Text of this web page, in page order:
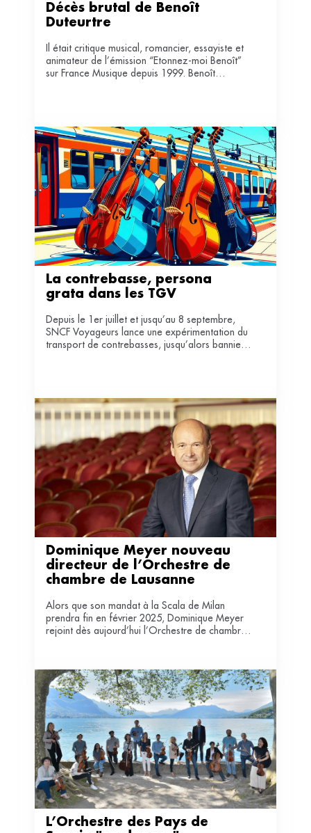
Décès brutal de Benoît
Il était critique musical, romancier, essayiste et
animateur de l’émission “Etonnez-moi Benoît”
sur France Musique depuis 1999. Benoît
La contrebasse, persona
grata dans les TGV
Depuis le 1er juillet et jusqu’au 8 septembre,
SNCF Voyageurs lance une expérimentation du
transport de contrebasses, jusqu’alors bannies,
Dominique Meyer nouveau
directeur de l’Orchestre de
chambre de Lausanne
Alors que son mandat à la Scala de Milan
prendra fin en février 2025, Dominique Meyer
rejoint dès aujourd’hui l’Orchestre de chambre
L’Orchestre des Pays de